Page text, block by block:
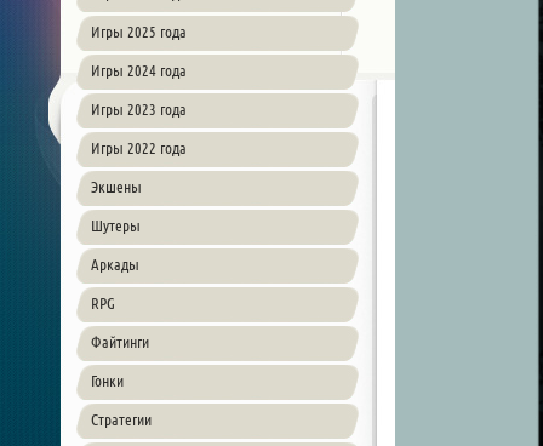
Игры 2025 года
Игры 2024 года
Игры 2023 года
Игры 2022 года
Экшены
Шутеры
Аркады
RPG
Файтинги
Гонки
Стратегии